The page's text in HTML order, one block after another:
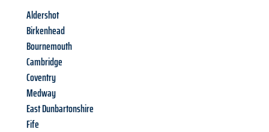
Aldershot
Birkenhead
Bournemouth
Cambridge
Coventry
Medway
East Dunbartonshire
Fife